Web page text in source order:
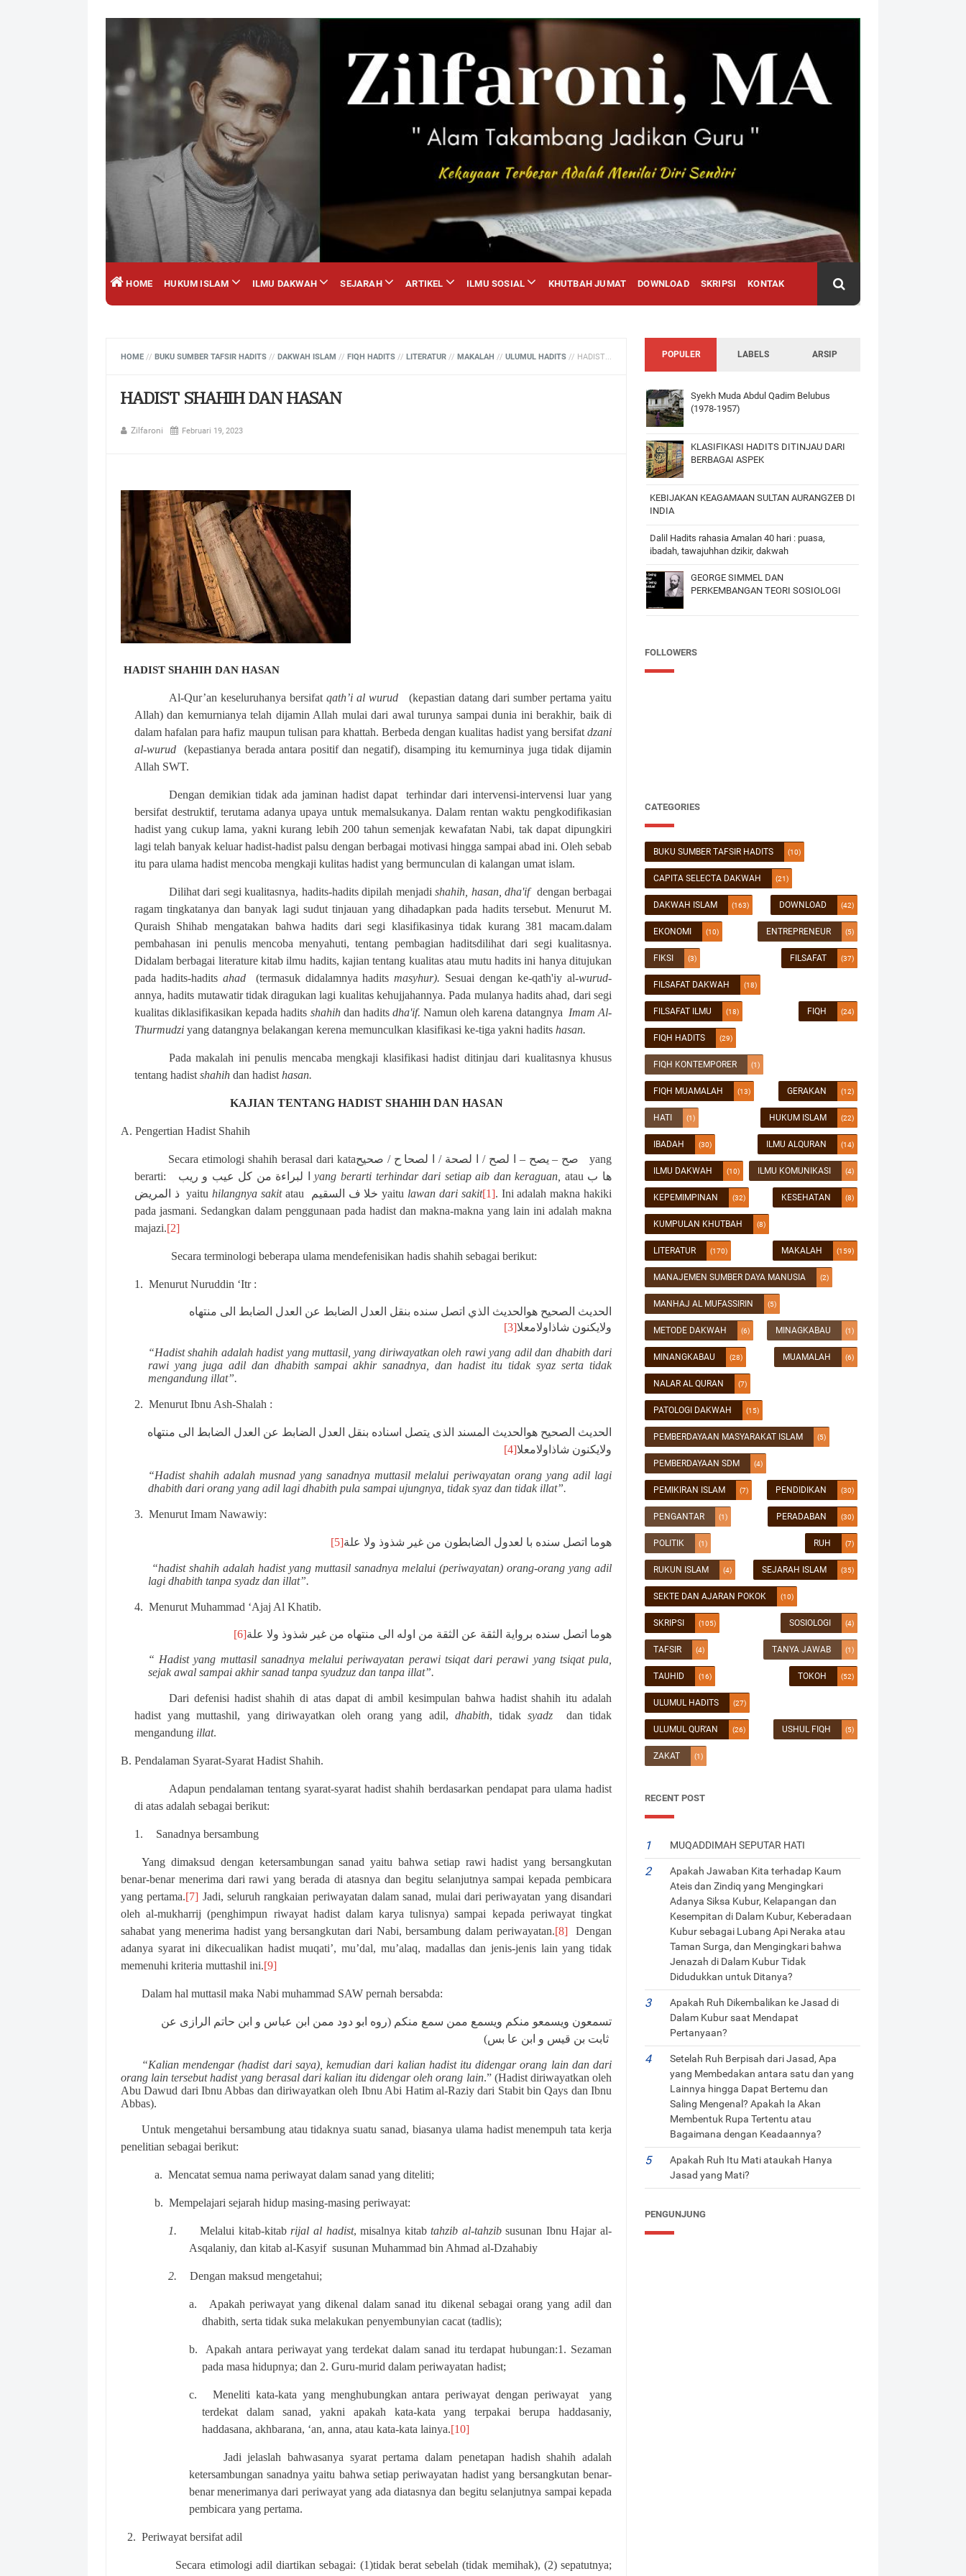
HOME HUKUM ISLAM ILMU DAKWAH SEJARAH ARTIKEL ILMU SOSIAL KHUTBAH JUMAT DOWNLOAD SKRIPSI KONTAK
HOME // BUKU SUMBER TAFSIR HADITS // DAKWAH ISLAM // FIQH HADITS // LITERATUR // MAKALAH // ULUMUL HADITS // HADIST SHAHIH DAN HASAN
HADIST SHAHIH DAN HASAN
Zilfaroni Februari 19, 2023
HADIST SHAHIH DAN HASAN
Al-Qur’an keseluruhanya bersifat qath’i al wurud
(kepastian datang dari sumber pertama yaitu
Allah) dan kemurnianya telah dijamin Allah mulai dari awal turunya sampai dunia ini berakhir, baik di
dalam hafalan para hafiz maupun tulisan para khattah.Berbeda dengan kualitas hadist yang bersifat dzani
al-wurud
(kepastianya berada antara positif dan negatif), disamping itu kemurninya juga tidak dijamin
Allah SWT.
Dengan demikian tidak ada jaminan hadist dapat
terhindar dari intervensi-intervensi luar yang
bersifat destruktif, terutama adanya upaya untuk memalsukanya. Dalam rentan waktu pengkodifikasian
hadist yang cukup lama, yakni kurang lebih 200 tahun semenjak kewafatan Nabi, tak dapat dipungkiri
lagi telah banyak keluar hadist-hadist palsu dengan berbagai motivasi hingga sampai abad ini. Oleh sebab
itu para ulama hadist mencoba mengkaji kulitas hadist yang bermunculan di kalangan umat islam.
Dilihat dari segi kualitasnya, hadits-hadits dipilah menjadishahih, hasan, dha'if dengan berbagai
ragam tingkatanya dan banyak lagi sudut tinjauan yang dihadapkan pada hadits tersebut. Menurut M.
Quraish Shihab mengatakan bahwa hadits dari segi klasifikasinya tidak kurang 381 macam.dalam
pembahasan ini penulis mencoba menyahuti, tentang pembagian haditsdilihat dari segi kualitasnya.
Didalam berbagai literature kitab ilmu hadits, kajian tentang kualitas atau mutu hadits ini hanya ditujukan
pada hadits-hadits ahad (termasuk didalamnya hadits masyhur). Sesuai dengan ke-qath'iy al-wurud-
annya, hadits mutawatir tidak diragukan lagi kualitas kehujjahannya. Pada mulanya hadits ahad, dari segi
kualitas diklasifikasikan kepada hadits shahihdan haditsdha'if. Namun oleh karena datangnya Imam Al-
Thurmudziyang datangnya belakangan kerena memunculkan klasifikasi ke-tiga yakni haditshasan.
Pada makalah ini penulis mencaba mengkaji klasifikasi hadist ditinjau dari kualitasnya khusus
tentang hadist shahihdan hadist hasan.
KAJIAN TENTANG HADIST SHAHIH DAN HASAN
A. Pengertian Hadist Shahih
Secara etimologi shahih berasal dari kataصح – يصح – ا لصح / ا لصحة / ا لصحا ح / صحيح
yang
berarti:
ا لبراءة من كل عيب و ريب yang berarti terhindar dari setiap aib dan keraguan, atau ها ب
المريض
ذ yaituhilangnya sakitatau خلا ف السقيم yaitu lawan dari sakit[1]. Ini adalah makna hakiki
pada jasmani. Sedangkan dalam penggunaan pada hadist dan makna-makna yang lain ini adalah makna
majazi.[2]
Secara terminologi beberapa ulama mendefenisikan hadis shahih sebagai berikut:
1. Menurut Nuruddin ‘Itr :
الحديث الصحيح هوالحديث الذي اتصل سنده بنقل العدل الضابط عن العدل الضابط الى منتهاه
ولايكنون شاذاولامعلا[3]
“Hadist shahih adalah hadist yang muttasil, yang diriwayatkan oleh rawi yang adil dan dhabith dari
rawi yang juga adil dan dhabith sampai akhir sanadnya, dan hadist itu tidak syaz serta tidak
mengandung illat”.
2. Menurut Ibnu Ash-Shalah :
الحديث الصحيح هوالحديث المسند الذى يتصل اسناده بنقل العدل الضابط عن العدل الضابط الى منتهاه
ولايكنون شاذاولامعلا[4]
“Hadist shahih adalah musnad yang sanadnya muttasil melalui periwayatan orang yang adil lagi
dhabith dari orang yang adil lagi dhabith pula sampai ujungnya, tidak syaz dan tidak illat”.
3. Menurut Imam Nawawiy:
هوما اتصل سنده با لعدول الضابطون من غير شذوذ ولا علة[5]
“hadist shahih adalah hadist yang muttasil sanadnya melalui (periwayatan) orang-orang yang adil
lagi dhabith tanpa syadz dan illat”.
4. Menurut Muhammad ‘Ajaj Al Khatib.
هوما اتصل سنده برواية الثقة عن الثقة من اوله الى منتهاه من غير شذوذ ولا علة[6]
“ Hadist yang muttasil sanadnya melalui periwayatan perawi tsiqat dari perawi yang tsiqat pula,
sejak awal sampai akhir sanad tanpa syudzuz dan tanpa illat”.
Dari defenisi hadist shahih di atas dapat di ambil kesimpulan bahwa hadist shahih itu adalah
hadist yang muttashil, yang diriwayatkan oleh orang yang adil, dhabith, tidaksyadz
dan tidak
mengandung illat.
B. Pendalaman Syarat-Syarat Hadist Shahih.
Adapun pendalaman tentang syarat-syarat hadist shahih berdasarkan pendapat para ulama hadist
di atas adalah sebagai berikut:
1. Sanadnya bersambung
Yang dimaksud dengan ketersambungan sanad yaitu bahwa setiap rawi hadist yang bersangkutan
benar-benar menerima dari rawi yang berada di atasnya dan begitu selanjutnya sampai kepada pembicara
yang pertama.[7] Jadi, seluruh rangkaian periwayatan dalam sanad, mulai dari periwayatan yang disandari
oleh al-mukharrij (penghimpun riwayat hadist dalam karya tulisnya) sampai kepada periwayat tingkat
sahabat yang menerima hadist yang bersangkutan dari Nabi, bersambung dalam periwayatan.[8]
Dengan
adanya syarat ini dikecualikan hadist muqati’, mu’dal, mu’alaq, madallas dan jenis-jenis lain yang tidak
memenuhi kriteria muttashil ini.[9]
Dalam hal muttasil maka Nabi muhammad SAW pernah bersabda:
تسمعون ويسمعو منكم ويسمع ممن سمع منكم (روه ابو دود ممن ابن عباس و ابن حاتم الرازى عن
ثابت بن قيس و ابن عا بس)
“Kalian mendengar (hadist dari saya), kemudian dari kalian hadist itu didengar orang lain dan dari
orang lain tersebut hadist yang berasal dari kalian itu didengar oleh orang lain.” (Hadist diriwayatkan oleh
Abu Dawud dari Ibnu Abbas dan diriwayatkan oleh Ibnu Abi Hatim al-Raziy dari Stabit bin Qays dan Ibnu
Abbas).
Untuk mengetahui bersambung atau tidaknya suatu sanad, biasanya ulama hadist menempuh tata kerja
penelitian sebagai berikut:
a. Mencatat semua nama periwayat dalam sanad yang diteliti;
b. Mempelajari sejarah hidup masing-masing periwayat:
1. Melalui kitab-kitab rijal al hadist, misalnya kitabtahzib al-tahzibsusunan Ibnu Hajar al-
Asqalaniy, dan kitab al-Kasyif susunan Muhammad bin Ahmad al-Dzahabiy
2. Dengan maksud mengetahui;
a.
Apakah periwayat yang dikenal dalam sanad itu dikenal sebagai orang yang adil dan
dhabith, serta tidak suka melakukan penyembunyian cacat (tadlis);
b.
Apakah antara periwayat yang terdekat dalam sanad itu terdapat hubungan:1. Sezaman
pada masa hidupnya; dan 2. Guru-murid dalam periwayatan hadist;
c. Meneliti kata-kata yang menghubungkan antara periwayat dengan periwayat
yang
terdekat dalam sanad, yakni apakah kata-kata yang terpakai berupa haddasaniy,
haddasana, akhbarana, ‘an, anna, atau kata-kata lainya.[10]
Jadi jelaslah bahwasanya syarat pertama dalam penetapan hadish shahih adalah
ketersambungan sanadnya yaitu bahwa setiap periwayatan hadist yang bersangkutan benar-
benar menerimanya dari periwayat yang ada diatasnya dan begitu selanjutnya sampai kepada
pembicara yang pertama.
2. Periwayat bersifat adil
Secara etimologi adil diartikan sebagai: (1)tidak berat sebelah (tidak memihak), (2) sepatutnya;
POPULER LABELS ARSIP
Syekh Muda Abdul Qadim Belubus
(1978-1957)
KLASIFIKASI HADITS DITINJAU DARI
BERBAGAI ASPEK
KEBIJAKAN KEAGAMAAN SULTAN AURANGZEB DI
INDIA
Dalil Hadits rahasia Amalan 40 hari : puasa,
ibadah, tawajuhhan dzikir, dakwah
GEORGE SIMMEL DAN
PERKEMBANGAN TEORI SOSIOLOGI
FOLLOWERS
CATEGORIES
BUKU SUMBER TAFSIR HADITS (10)
CAPITA SELECTA DAKWAH (21)
DAKWAH ISLAM (163) DOWNLOAD (42)
EKONOMI (10) ENTREPRENEUR (5)
FIKSI (3) FILSAFAT (37)
FILSAFAT DAKWAH (18)
FILSAFAT ILMU (18) FIQH (24)
FIQH HADITS (29)
FIQH KONTEMPORER (1)
FIQH MUAMALAH (13) GERAKAN (12)
HATI (1) HUKUM ISLAM (22)
IBADAH (30) ILMU ALQURAN (14)
ILMU DAKWAH (10) ILMU KOMUNIKASI (4)
KEPEMIMPINAN (32) KESEHATAN (8)
KUMPULAN KHUTBAH (8)
LITERATUR (170) MAKALAH (159)
MANAJEMEN SUMBER DAYA MANUSIA (2)
MANHAJ AL MUFASSIRIN (5)
METODE DAKWAH (6) MINAGKABAU (1)
MINANGKABAU (28) MUAMALAH (6)
NALAR AL QURAN (7)
PATOLOGI DAKWAH (15)
PEMBERDAYAAN MASYARAKAT ISLAM (5)
PEMBERDAYAAN SDM (4)
PEMIKIRAN ISLAM (7) PENDIDIKAN (30)
PENGANTAR (1) PERADABAN (30)
POLITIK (1) RUH (7)
RUKUN ISLAM (4) SEJARAH ISLAM (35)
SEKTE DAN AJARAN POKOK (10)
SKRIPSI (105) SOSIOLOGI (4)
TAFSIR (4) TANYA JAWAB (1)
TAUHID (16) TOKOH (52)
ULUMUL HADITS (27)
ULUMUL QUR'AN (26) USHUL FIQH (5)
ZAKAT (1)
RECENT POST
MUQADDIMAH SEPUTAR HATI
Apakah Jawaban Kita terhadap Kaum
Ateis dan Zindiq yang Mengingkari
Adanya Siksa Kubur, Kelapangan dan
Kesempitan di Dalam Kubur, Keberadaan
Kubur sebagai Lubang Api Neraka atau
Taman Surga, dan Mengingkari bahwa
Jenazah di Dalam Kubur Tidak
Didudukkan untuk Ditanya?
Apakah Ruh Dikembalikan ke Jasad di
Dalam Kubur saat Mendapat
Pertanyaan?
Setelah Ruh Berpisah dari Jasad, Apa
yang Membedakan antara satu dan yang
Lainnya hingga Dapat Bertemu dan
Saling Mengenal? Apakah Ia Akan
Membentuk Rupa Tertentu atau
Bagaimana dengan Keadaannya?
Apakah Ruh Itu Mati ataukah Hanya
Jasad yang Mati?
PENGUNJUNG